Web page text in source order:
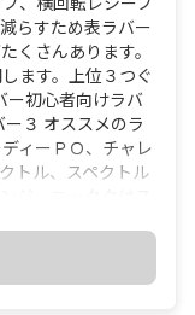
らすため表ラバー
くさんあります。
ます。上位３つぐ
ー初心者向けラバ
３ オススメのラ
ィーＰＯ、チャレ
トル、スペクトル
ジナルＴバーショ
ラクザＰＯです。
ん。